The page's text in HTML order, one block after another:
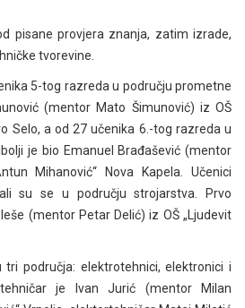
pisane provjera znanja, zatim izrade,
tvorevine.
5-tog razreda u području prometne
(mentor Mato Šimunović) iz OŠ
Selo, a od 27 učenika 6.-tog razreda u
je bio Emanuel Brađašević (mentor
Mihanović“ Nova Kapela. Učenici
su se u području strojarstva. Prvo
(mentor Petar Delić) iz OŠ „Ljudevit
područja: elektrotehnici, elektronici i
je Ivan Jurić (mentor Milan